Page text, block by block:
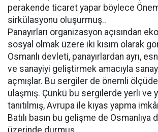
perakende ticaret yapar böylece
sirkülasyonu oluşurmuş..
Panayırları organizasyon açısından
sosyal olmak üzere iki kısım olarak
Osmanlı devleti, panayırlardan ayrı,
ve sanayiyi geliştirmek amacıyla
açmışlar. Bu sergiler de önemli ölçüde
ulaşmış. Çünkü bu sergilerde yerli ve
tanıtılmış, Avrupa ile kıyas yapma
Batılı basın bu gelişme de
üzerinde durmuş.